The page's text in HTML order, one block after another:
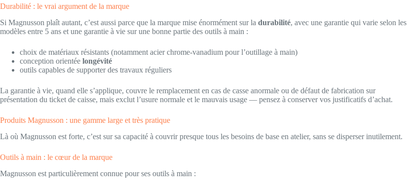
Durabilité : le vrai argument de la marque
Si Magnusson plaît autant, c’est aussi parce que la marque mise énormément sur la durabilité, avec une garantie qui varie selon les
modèles entre 5 ans et une garantie à vie sur une bonne partie des outils à main :
choix de matériaux résistants (notamment acier chrome-vanadium pour l’outillage à main)
conception orientée longévité
outils capables de supporter des travaux réguliers
La garantie à vie, quand elle s’applique, couvre le remplacement en cas de casse anormale ou de défaut de fabrication sur
présentation du ticket de caisse, mais exclut l’usure normale et le mauvais usage — pensez à conserver vos justificatifs d’achat.
Produits Magnusson : une gamme large et très pratique
Là où Magnusson est forte, c’est sur sa capacité à couvrir presque tous les besoins de base en atelier, sans se disperser inutilement.
Outils à main : le cœur de la marque
Magnusson est particulièrement connue pour ses outils à main :